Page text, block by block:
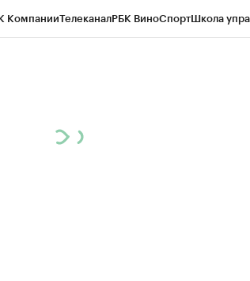
КомпанииТелеканалРБК ВиноСпортШкола